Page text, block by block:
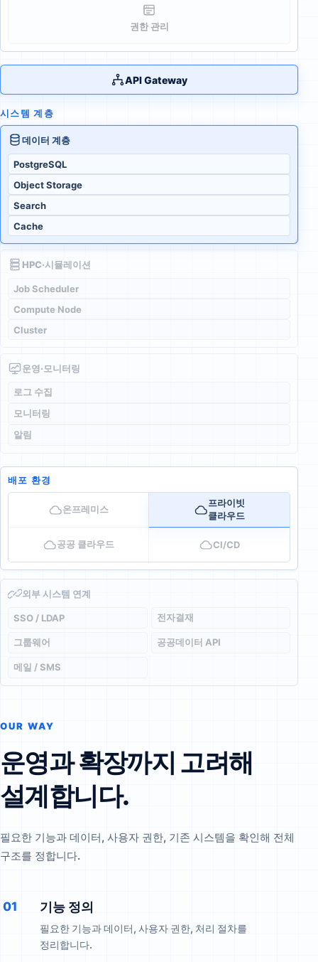
권한 관리
API Gateway
시스템 계층
데이터 계층
PostgreSQL
Object Storage
Search
Cache
HPC·시뮬레이션
Job Scheduler
Compute Node
Cluster
운영·모니터링
로그 수집
모니터링
알림
배포 환경
온프레미스
프라이빗
클라우드
공공 클라우드 CI/CD
외부 시스템 연계
SSO / LDAP 전자결재
그룹웨어 공공데이터 API
메일 / SMS
OUR WAY
운영과 확장까지 고려해
설계합니다.
필요한 기능과 데이터, 사용자 권한, 기존 시스템을 확인해 전체
구조를 정합니다.
01 기능 정의
필요한 기능과 데이터, 사용자 권한, 처리 절차를
정리합니다.